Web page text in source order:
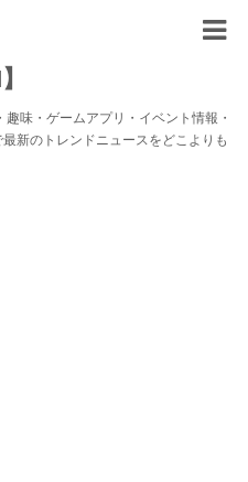
味・ゲームアプリ・イベント情報・
新のトレンドニュースをどこよりも